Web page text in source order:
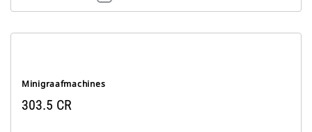
Minigraafmachines
303.5 CR